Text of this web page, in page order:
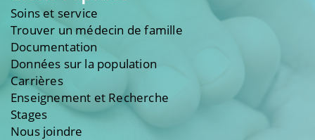
Soins et service
Trouver un médecin de famille
Documentation
Données sur la population
Carrières
Enseignement et Recherche
Stages
Nous joindre